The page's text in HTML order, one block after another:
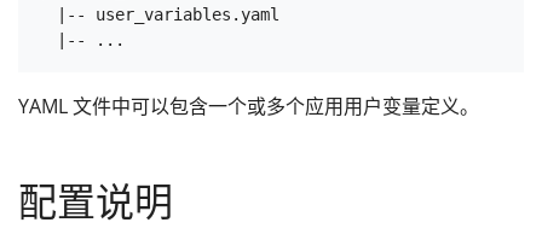
YAML 文件中可以包含一个或多个应用用户变量定义。
配置说明